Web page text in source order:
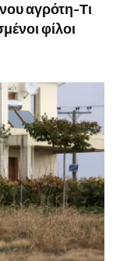
αγρότη-Τι
φίλοι